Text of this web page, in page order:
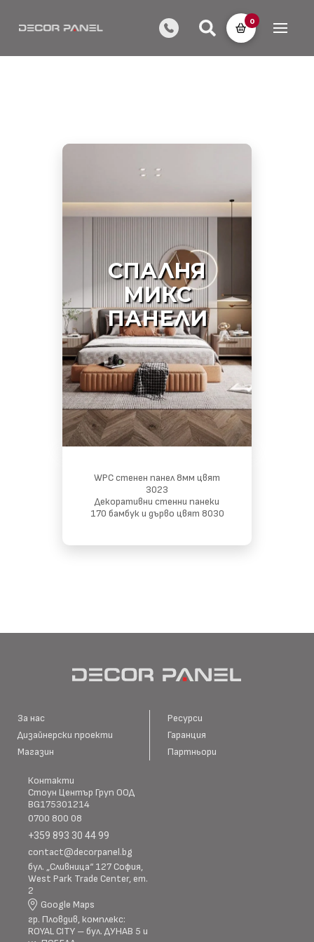
0
СПАЛНЯ
МИКС
ПАНЕЛИ
WPC стенен панел 8мм цвят
3023
Декоративни стенни панеки
170 бамбук и дърво цвят 8030
За нас
Дизайнерски проекти
Магазин
Ресурси
Гаранция
Партньори
Контакти
Стоун Център Груп ООД
BG175301214
0700 800 08
+359 893 30 44 99
contact@decorpanel.bg
бул. „Сливница“ 127 София,
West Park Trade Center, ет.
2
Google Maps
гр. Пловдив, комплекс:
ROYAL CITY – бул. ДУНАВ 5 и